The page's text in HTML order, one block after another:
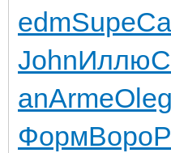
edmSupe
JohnИллю
anArmeOleg
ФормВоро